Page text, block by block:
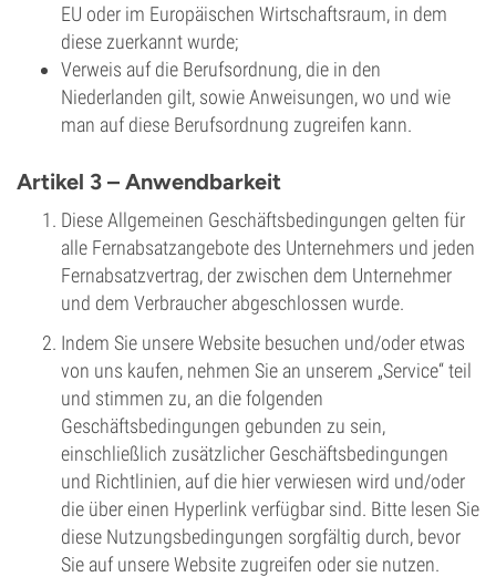
EU oder im Europäischen Wirtschaftsraum, in dem
diese zuerkannt wurde;
Verweis auf die Berufsordnung, die in den
Niederlanden gilt, sowie Anweisungen, wo und wie
man auf diese Berufsordnung zugreifen kann.
Artikel 3 – Anwendbarkeit
Diese Allgemeinen Geschäftsbedingungen gelten für
alle Fernabsatzangebote des Unternehmers und jeden
Fernabsatzvertrag, der zwischen dem Unternehmer
und dem Verbraucher abgeschlossen wurde.
Indem Sie unsere Website besuchen und/oder etwas
von uns kaufen, nehmen Sie an unserem „Service“ teil
und stimmen zu, an die folgenden
Geschäftsbedingungen gebunden zu sein,
einschließlich zusätzlicher Geschäftsbedingungen
und Richtlinien, auf die hier verwiesen wird und/oder
die über einen Hyperlink verfügbar sind. Bitte lesen Sie
diese Nutzungsbedingungen sorgfältig durch, bevor
Sie auf unsere Website zugreifen oder sie nutzen.